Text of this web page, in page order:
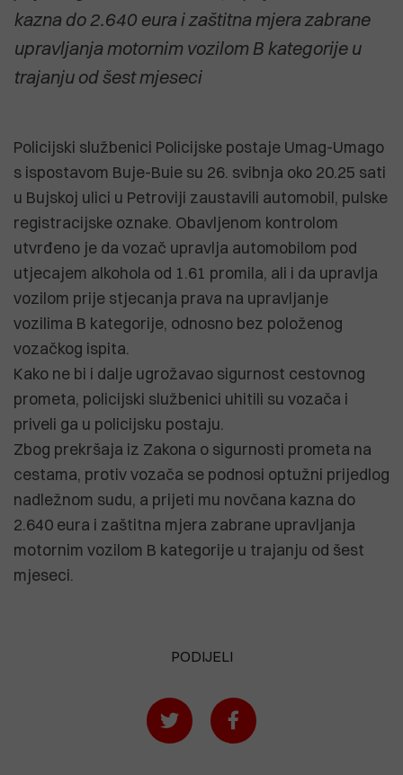
kazna do 2.640 eura i zaštitna mjera zabrane
upravljanja motornim vozilom B kategorije u
trajanju od šest mjeseci
Policijski službenici Policijske postaje Umag-Umago
s ispostavom Buje-Buie su 26. svibnja oko 20.25 sati
u Bujskoj ulici u Petroviji zaustavili automobil, pulske
registracijske oznake. Obavljenom kontrolom
utvrđeno je da vozač upravlja automobilom pod
utjecajem alkohola od 1.61 promila, ali i da upravlja
vozilom prije stjecanja prava na upravljanje
vozilima B kategorije, odnosno bez položenog
vozačkog ispita.
Kako ne bi i dalje ugrožavao sigurnost cestovnog
prometa, policijski službenici uhitili su vozača i
priveli ga u policijsku postaju.
Zbog prekršaja iz Zakona o sigurnosti prometa na
cestama, protiv vozača se podnosi optužni prijedlog
nadležnom sudu, a prijeti mu novčana kazna do
2.640 eura i zaštitna mjera zabrane upravljanja
motornim vozilom B kategorije u trajanju od šest
mjeseci.
PODIJELI